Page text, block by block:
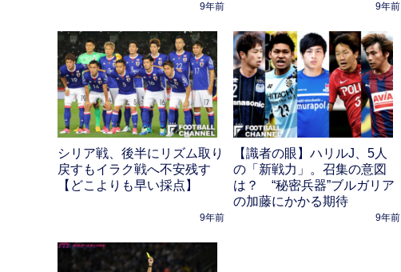
9年前 9年前
シリア戦、後半にリズム取り
戻すもイラク戦へ不安残す
【どこよりも早い採点】
9年前
【識者の眼】ハリルJ、5人
の「新戦力」。召集の意図
は？ “秘密兵器”ブルガリア
の加藤にかかる期待
9年前